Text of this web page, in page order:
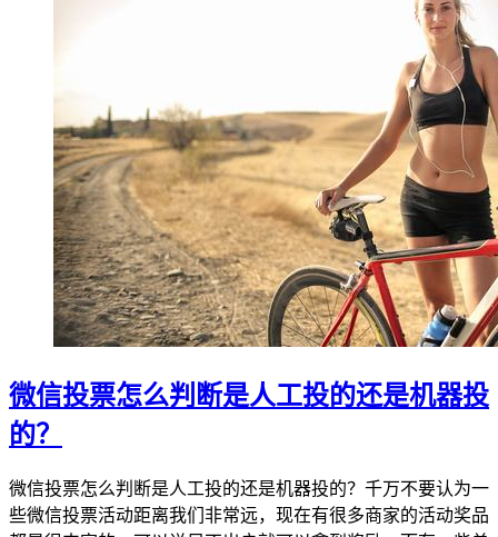
微信投票怎么判断是人工投的还是机器投
的？
微信投票怎么判断是人工投的还是机器投的？千万不要认为一
些微信投票活动距离我们非常远，现在有很多商家的活动奖品